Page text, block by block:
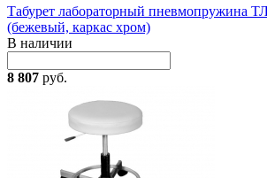
Табурет лабораторный пневмопружина
(бежевый, каркас хром)
В наличии
8 807 руб.